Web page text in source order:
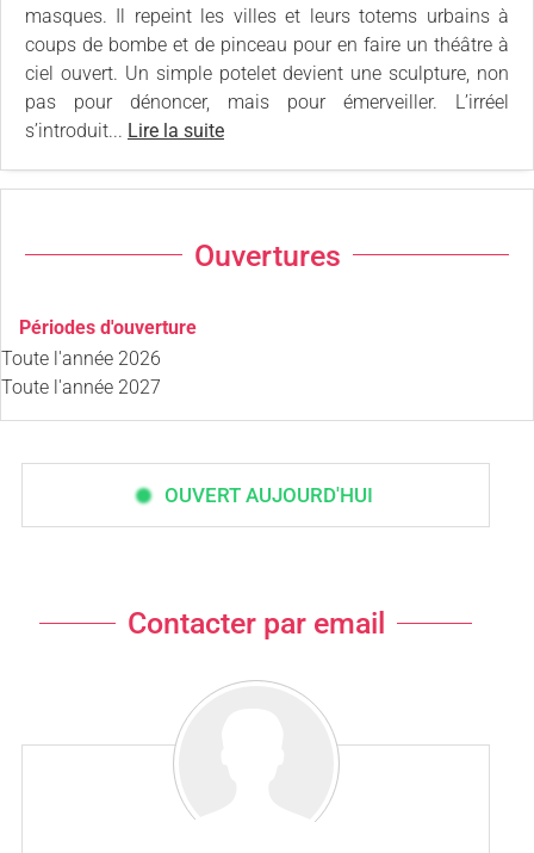
masques. Il repeint les villes et leurs totems urbains à
coups de bombe et de pinceau pour en faire un théâtre à
ciel ouvert. Un simple potelet devient une sculpture, non
pas pour dénoncer, mais pour émerveiller. L’irréel
s’introduit... Lire la suite
Ouvertures
Périodes d'ouverture
Toute l'année 2026
Toute l'année 2027
OUVERT AUJOURD'HUI
Contacter par email